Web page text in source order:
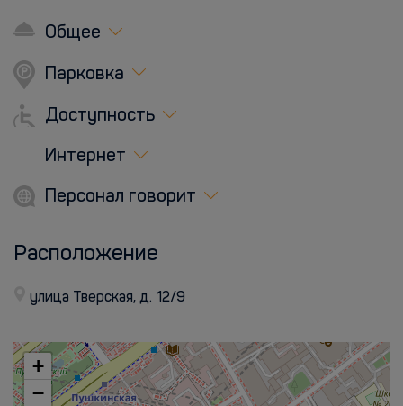
Общее
Парковка
Доступность
Интернет
Персонал говорит
Расположение
улица Тверская, д. 12/9
+
−